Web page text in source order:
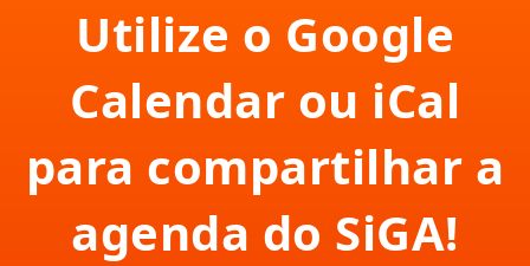
Utilize o Google
Calendar ou iCal
para compartilhar a
agenda do SiGA!